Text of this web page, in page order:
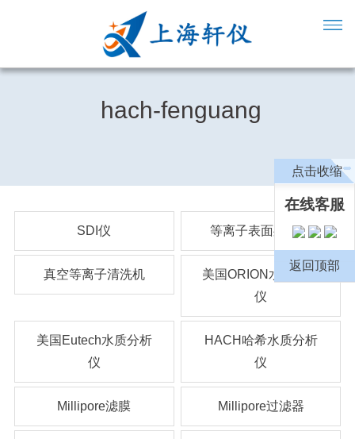
hach-fenguang
SDI仪 等离子表面处理机
真空等离子清洗机
美国ORION水质分析
仪
美国Eutech水质分析
仪
HACH哈希水质分析
仪
Millipore滤膜 Millipore过滤器
点击收缩
在线客服
返回顶部